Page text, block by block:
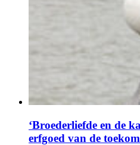
‘Broederliefde en de
erfgoed van de